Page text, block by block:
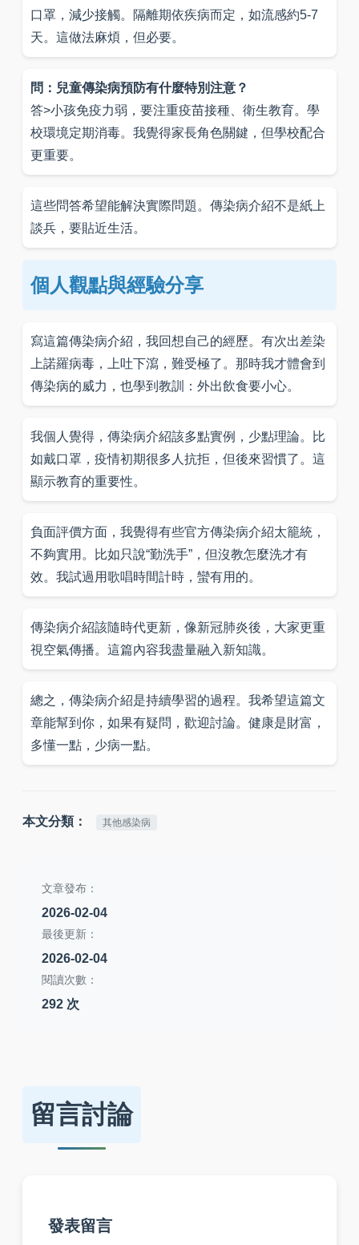
口罩，減少接觸。隔離期依疾病而定，如流感約5-7
天。這做法麻煩，但必要。
問：兒童傳染病預防有什麼特別注意？
答>小孩免疫力弱，要注重疫苗接種、衛生教育。學
校環境定期消毒。我覺得家長角色關鍵，但學校配合
更重要。
這些問答希望能解決實際問題。傳染病介紹不是紙上
談兵，要貼近生活。
個人觀點與經驗分享
寫這篇傳染病介紹，我回想自己的經歷。有次出差染
上諾羅病毒，上吐下瀉，難受極了。那時我才體會到
傳染病的威力，也學到教訓：外出飲食要小心。
我個人覺得，傳染病介紹該多點實例，少點理論。比
如戴口罩，疫情初期很多人抗拒，但後來習慣了。這
顯示教育的重要性。
負面評價方面，我覺得有些官方傳染病介紹太籠統，
不夠實用。比如只說“勤洗手”，但沒教怎麼洗才有
效。我試過用歌唱時間計時，蠻有用的。
傳染病介紹該隨時代更新，像新冠肺炎後，大家更重
視空氣傳播。這篇內容我盡量融入新知識。
總之，傳染病介紹是持續學習的過程。我希望這篇文
章能幫到你，如果有疑問，歡迎討論。健康是財富，
多懂一點，少病一點。
本文分類： 其他感染病
文章發布：
2026-02-04
最後更新：
2026-02-04
閱讀次數：
292 次
留言討論
發表留言